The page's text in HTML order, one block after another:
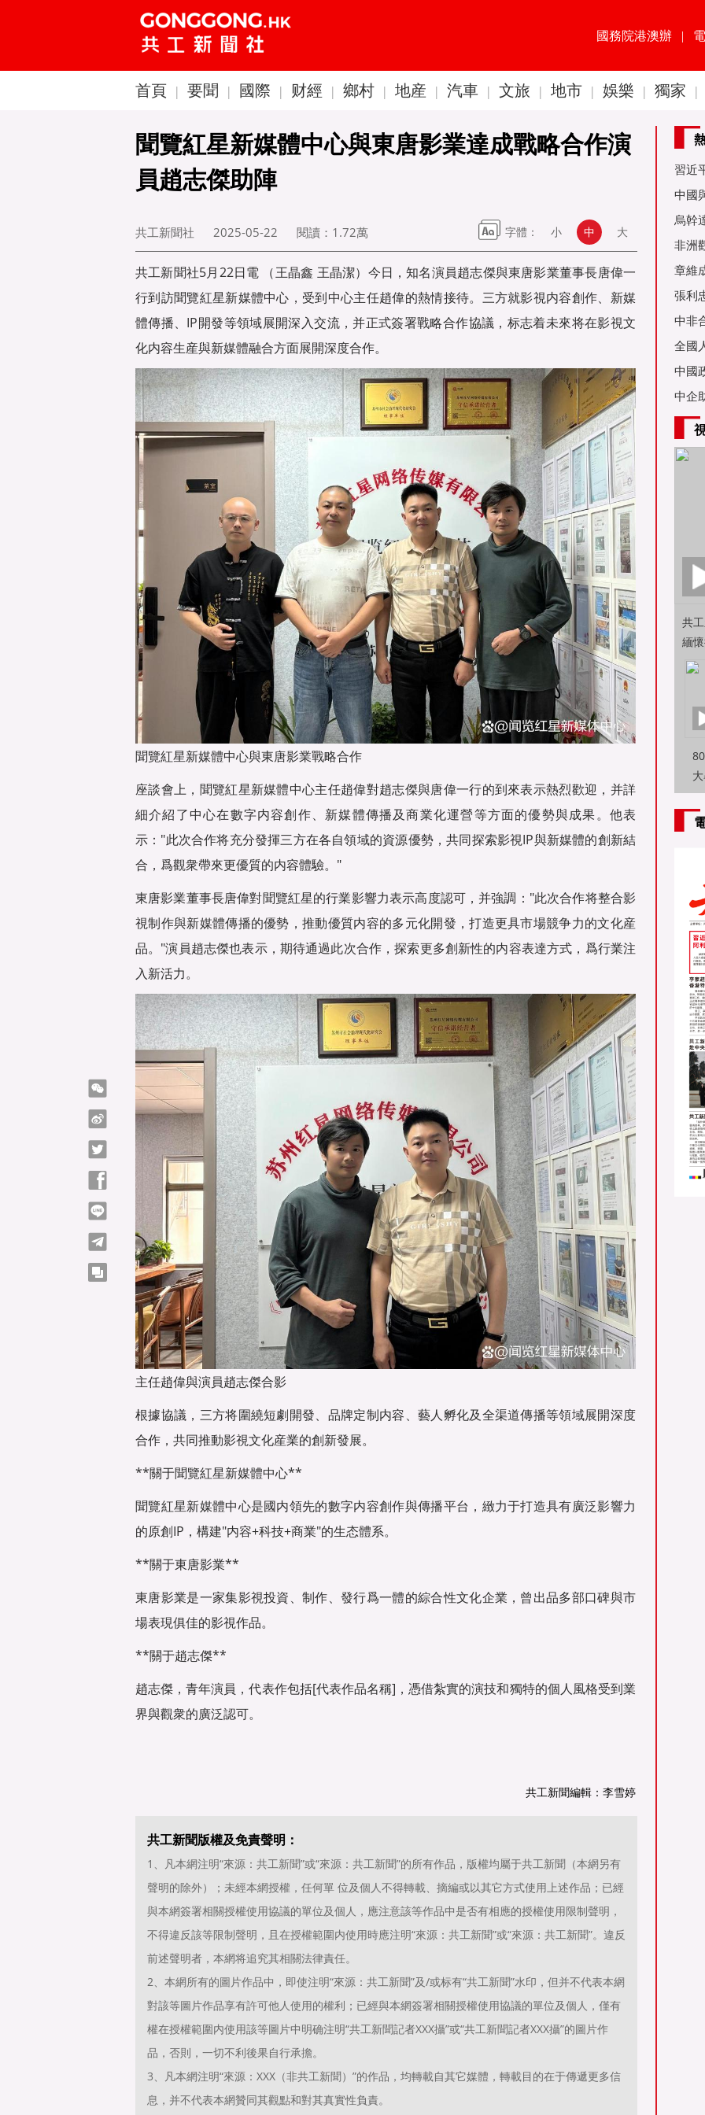
國務院港澳辦 |
首頁 | 要聞 | 國際 | 财經 | 鄉村 | 地産 | 汽車 | 文旅 | 地市 | 娛樂 | 獨家 |
聞覽紅星新媒體中心與東唐影業達成戰略合作演
員趙志傑助陣
共工新聞社 2025-05-22 閱讀： 1.72萬 字體： 小 中 大
共工新聞社5月22日電 （王晶鑫 王晶潔）今日，知名演員趙志傑與東唐影業董事長唐偉一
行到訪聞覽紅星新媒體中心，受到中心主任趙偉的熱情接待。三方就影視内容創作、新媒
體傳播、IP開發等領域展開深入交流，并正式簽署戰略合作協議，标志着未來将在影視文
化内容生産與新媒體融合方面展開深度合作。
聞覽紅星新媒體中心與東唐影業戰略合作
座談會上，聞覽紅星新媒體中心主任趙偉對趙志傑與唐偉一行的到來表示熱烈歡迎，并詳
細介紹了中心在數字内容創作、新媒體傳播及商業化運營等方面的優勢與成果。他表
示："此次合作将充分發揮三方在各自領域的資源優勢，共同探索影視IP與新媒體的創新結
合，爲觀衆帶來更優質的内容體驗。"
東唐影業董事長唐偉對聞覽紅星的行業影響力表示高度認可，并強調："此次合作将整合影
視制作與新媒體傳播的優勢，推動優質内容的多元化開發，打造更具市場競争力的文化産
品。"演員趙志傑也表示，期待通過此次合作，探索更多創新性的内容表達方式，爲行業注
入新活力。
主任趙偉與演員趙志傑合影
根據協議，三方将圍繞短劇開發、品牌定制内容、藝人孵化及全渠道傳播等領域展開深度
合作，共同推動影視文化産業的創新發展。
**關于聞覽紅星新媒體中心**
聞覽紅星新媒體中心是國内領先的數字内容創作與傳播平台，緻力于打造具有廣泛影響力
的原創IP，構建"内容+科技+商業"的生态體系。
**關于東唐影業**
東唐影業是一家集影視投資、制作、發行爲一體的綜合性文化企業，曾出品多部口碑與市
場表現俱佳的影視作品。
**關于趙志傑**
趙志傑，青年演員，代表作包括[代表作品名稱]，憑借紮實的演技和獨特的個人風格受到業
界與觀衆的廣泛認可。
共工新聞編輯：李雪婷
共工新聞版權及免責聲明：
1、凡本網注明“來源：共工新聞”或“來源：共工新聞”的所有作品，版權均屬于共工新聞（本網另有
聲明的除外）；未經本網授權，任何單 位及個人不得轉載、摘編或以其它方式使用上述作品；已經
與本網簽署相關授權使用協議的單位及個人，應注意該等作品中是否有相應的授權使用限制聲明，
不得違反該等限制聲明，且在授權範圍内使用時應注明“來源：共工新聞”或“來源：共工新聞”。違反
前述聲明者，本網将追究其相關法律責任。
2、本網所有的圖片作品中，即使注明“來源：共工新聞”及/或标有“共工新聞”水印，但并不代表本網
對該等圖片作品享有許可他人使用的權利；已經與本網簽署相關授權使用協議的單位及個人，僅有
權在授權範圍内使用該等圖片中明确注明“共工新聞記者XXX攝”或“共工新聞記者XXX攝”的圖片作
品，否則，一切不利後果自行承擔。
3、凡本網注明“來源：XXX（非共工新聞）”的作品，均轉載自其它媒體，轉載目的在于傳遞更多信
息，并不代表本網贊同其觀點和對其真實性負責。
習近
60周
中國
金達
烏幹
事務
非洲
是棋
章維
張利
烏友
中非
全國
亞舉
中國
中企
共
緬